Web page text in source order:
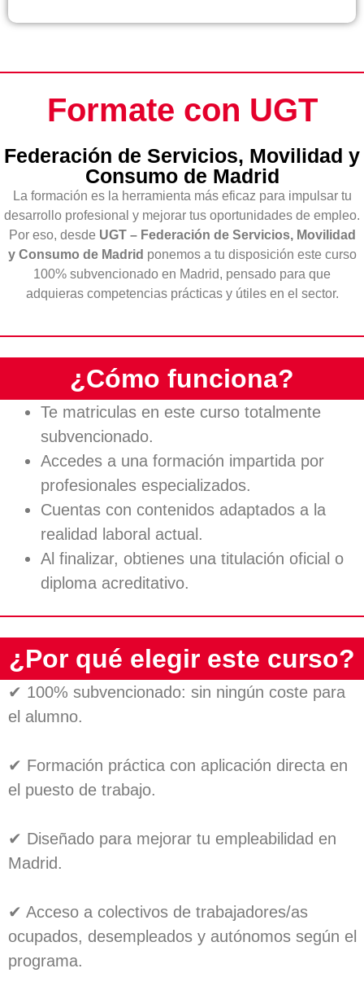
Formate con UGT
Federación de Servicios, Movilidad y
Consumo de Madrid
La formación es la herramienta más eficaz para impulsar tu
desarrollo profesional y mejorar tus oportunidades de empleo.
Por eso, desde UGT – Federación de Servicios, Movilidad
y Consumo de Madrid ponemos a tu disposición este curso
100% subvencionado en Madrid, pensado para que
adquieras competencias prácticas y útiles en el sector.
¿Cómo funciona?
Te matriculas en este curso totalmente
subvencionado.
Accedes a una formación impartida por
profesionales especializados.
Cuentas con contenidos adaptados a la
realidad laboral actual.
Al finalizar, obtienes una titulación oficial o
diploma acreditativo.
¿Por qué elegir este curso?
✔ 100% subvencionado: sin ningún coste para
el alumno.
✔ Formación práctica con aplicación directa en
el puesto de trabajo.
✔ Diseñado para mejorar tu empleabilidad en
Madrid.
✔ Acceso a colectivos de trabajadores/as
ocupados, desempleados y autónomos según el
programa.